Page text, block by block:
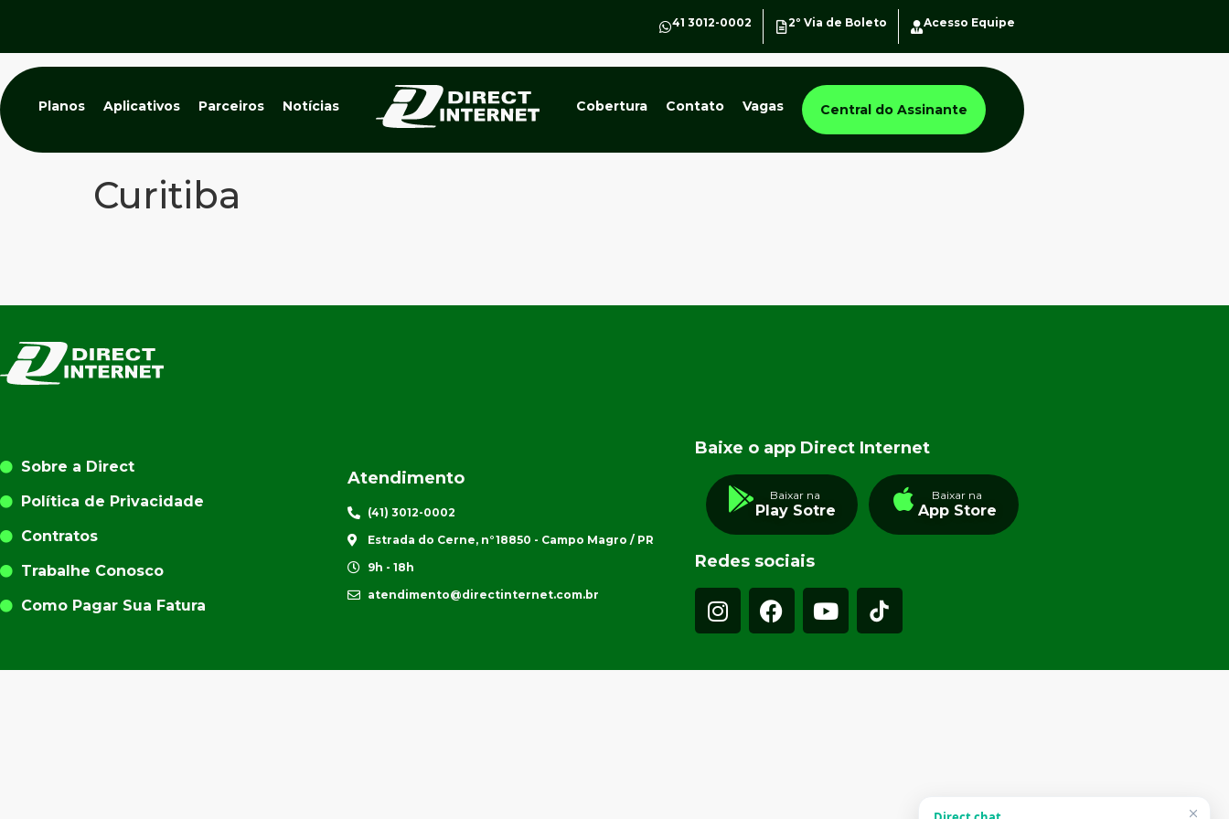
41 3012-0002 2º Via de Boleto Acesso Equipe
Planos Aplicativos Parceiros Notícias Cobertura Contato Vagas Central do Assinante
Curitiba
Sobre a Direct
Política de Privacidade
Contratos
Trabalhe Conosco
Como Pagar Sua Fatura
Atendimento
(41) 3012-0002
Estrada do Cerne, n°18850 - Campo Magro / PR
9h - 18h
atendimento@directinternet.com.br
Baixe o app Direct Internet
Baixar na
Play Sotre
Baixar na
App Store
Redes sociais